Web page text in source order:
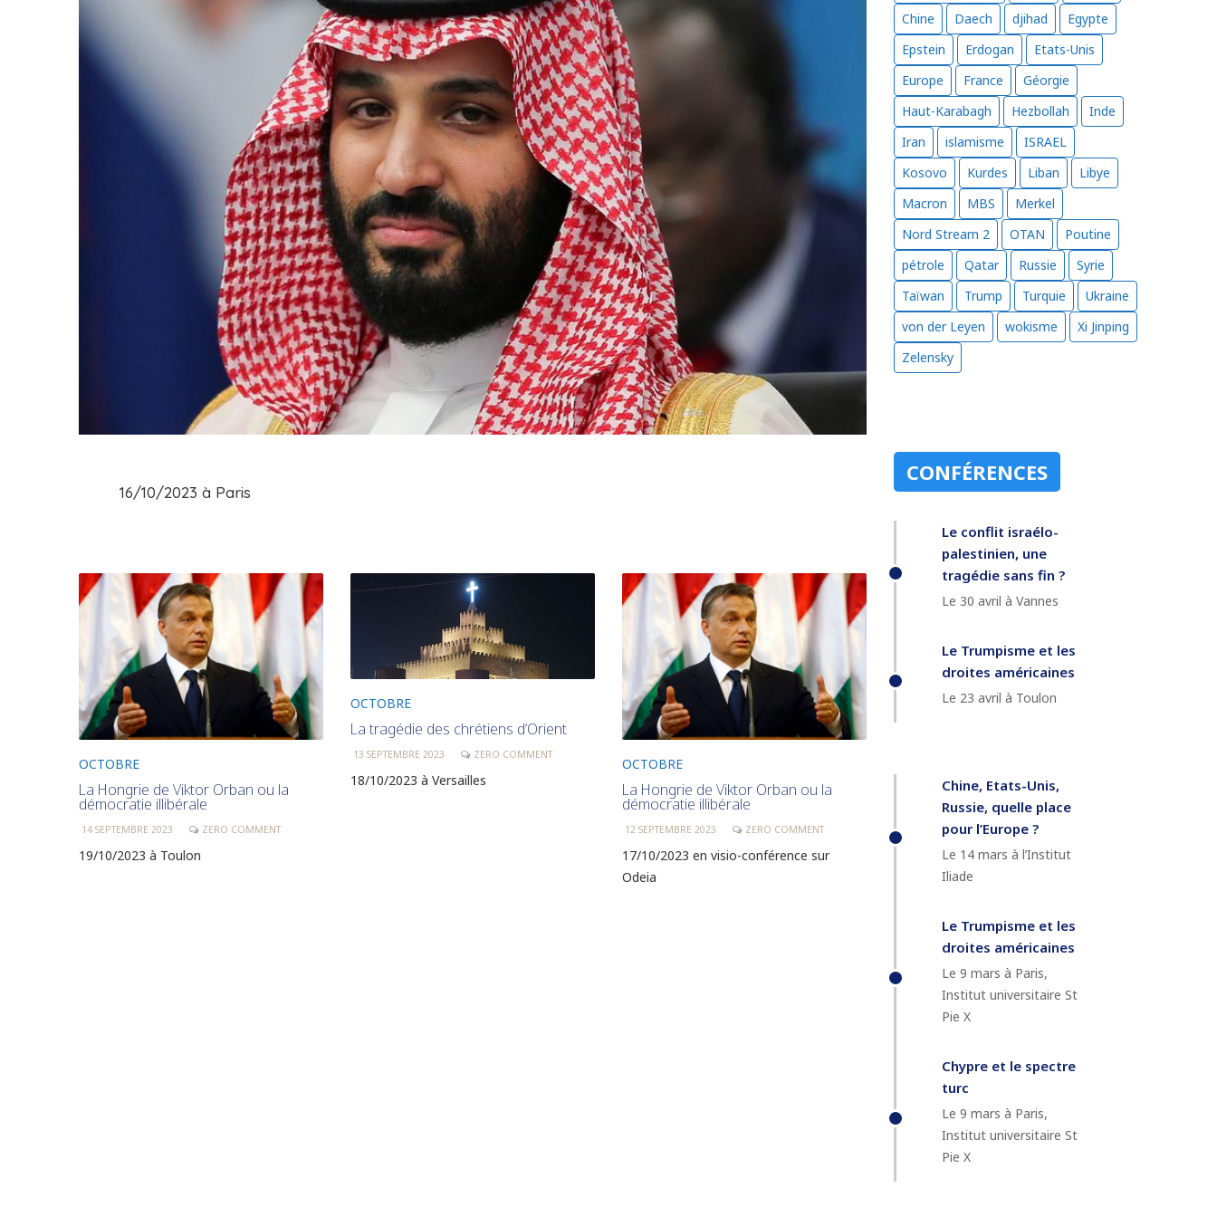
16/10/2023 à Paris
OCTOBRE
La Hongrie de Viktor Orban ou la
démocratie illibérale
14 SEPTEMBRE 2023 ZERO COMMENT
19/10/2023 à Toulon
OCTOBRE
La tragédie des chrétiens d’Orient
13 SEPTEMBRE 2023 ZERO COMMENT
18/10/2023 à Versailles
OCTOBRE
La Hongrie de Viktor Orban ou la
démocratie illibérale
12 SEPTEMBRE 2023 ZERO COMMENT
17/10/2023 en visio-conférence sur
Odeia
Chine
Daech djihad
Egypte
Epstein
Erdogan
Etats-Unis
Europe
France
Géorgie
Haut-Karabagh
Hezbollah
Inde
Iran
islamisme
ISRAEL
Kosovo
Kurdes Liban
Libye
Macron
MBS
Merkel
Nord Stream 2
OTAN
Poutine
pétrole
Qatar Russie
Syrie
Taïwan
Trump Turquie
Ukraine
von der Leyen
wokisme
Xi Jinping
Zelensky
CONFÉRENCES
Le conflit israélo-
palestinien, une
tragédie sans fin ?
Le 30 avril à Vannes
Le Trumpisme et les
droites américaines
Le 23 avril à Toulon
Chine, Etats-Unis,
Russie, quelle place
pour l’Europe ?
Le 14 mars à l’Institut
Iliade
Le Trumpisme et les
droites américaines
Le 9 mars à Paris,
Institut universitaire St
Pie X
Chypre et le spectre
turc
Le 9 mars à Paris,
Institut universitaire St
Pie X